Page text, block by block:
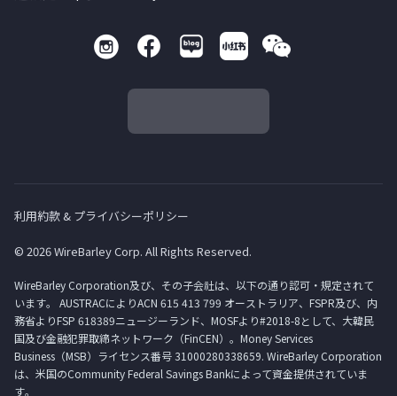
利用約款 & プライバシーポリシー
© 2026 WireBarley Corp. All Rights Reserved.
WireBarley Corporation及び、その子会社は、以下の通り認可・規定されて
います。 AUSTRACによりACN 615 413 799 オーストラリア、FSPR及び、内
務省よりFSP 618389ニュージーランド、MOSFより#2018-8として、大韓民
国及び金融犯罪取締ネットワーク（FinCEN）。Money Services
Business（MSB）ライセンス番号 31000280338659. WireBarley Corporation
は、米国のCommunity Federal Savings Bankによって資金提供されていま
す。